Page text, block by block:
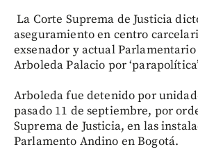
La Corte Suprema de Justicia
aseguramiento en centro
exsenador y actual
Arboleda Palacio por
Arboleda fue detenido por
pasado 11 de septiembre, por
Suprema de Justicia, en las
Parlamento Andino en Bogotá.